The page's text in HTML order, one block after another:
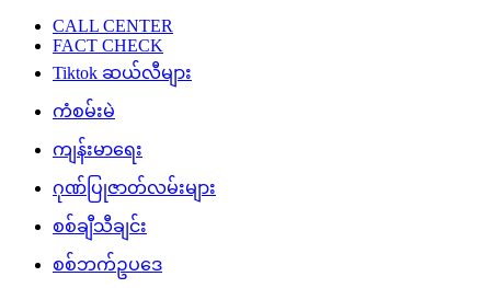
CALL CENTER
FACT CHECK
Tiktok ဆယ်လီများ
ကံစမ်းမဲ
ကျန်းမာရေး
ဂုဏ်ပြုဇာတ်လမ်းများ
စစ်ချီသီချင်း
စစ်ဘက်ဥပဒေ